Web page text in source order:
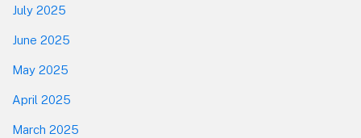
July 2025
June 2025
May 2025
April 2025
March 2025